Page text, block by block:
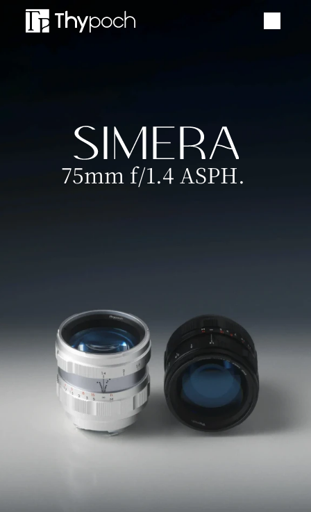
品牌活动
CN
EN
75mm f/1.4 ASPH.